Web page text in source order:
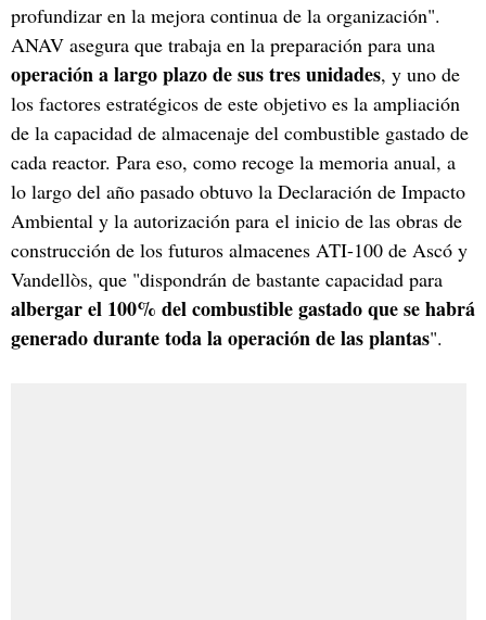
profundizar en la mejora continua de la organización".
ANAV asegura que trabaja en la preparación para una
operación a largo plazo de sus tres unidades, y uno de
los factores estratégicos de este objetivo es la ampliación
de la capacidad de almacenaje del combustible gastado de
cada reactor. Para eso, como recoge la memoria anual, a
lo largo del año pasado obtuvo la Declaración de Impacto
Ambiental y la autorización para el inicio de las obras de
construcción de los futuros almacenes ATI-100 de Ascó y
Vandellòs, que "dispondrán de bastante capacidad para
albergar el 100% del combustible gastado que se habrá
generado durante toda la operación de las plantas".